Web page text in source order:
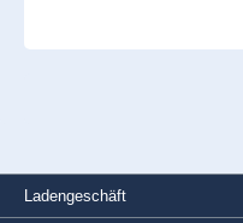
Ladengeschäft